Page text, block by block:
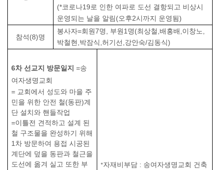
(*코로나19로 인한 여파로 도선 결항되고 비상시
운영되는 날을 알림(오후2시까지 운영됨)
참석(8)명
봉사자=회원7명 부원1 명(최상철 배홍배 이창노
박철현 박잠식 허기선 강안숙/김동식)
6차 선교지 방문일지 =송
여자생명교회
= 교회에서 성도와 마을 주
민을 위한 안전 철(동판)계
단 설치와 핸들작업
=이틀전 견적하고 설계 된
철 구조물을 완성하기 위해
1 차 방문하여 용접 시공된
계단에 덮을 동판과 철근을
도선에 옮겨 실고 또한 부
*자재비부담 : 송여자생명교회 건축